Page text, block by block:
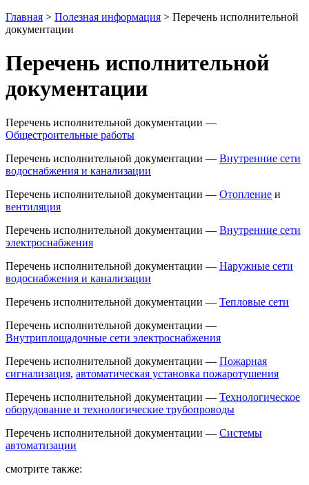
Главная > Полезная информация > Перечень исполнительной
документации
Перечень исполнительной
документации
Перечень исполнительной документации —
Общестроительные работы
Перечень исполнительной документации — Внутренние сети
водоснабжения и канализации
Перечень исполнительной документации — Отопление и
вентиляция
Перечень исполнительной документации — Внутренние сети
электроснабжения
Перечень исполнительной документации — Наружные сети
водоснабжения и канализации
Перечень исполнительной документации — Тепловые сети
Перечень исполнительной документации —
Внутриплощадочные сети электроснабжения
Перечень исполнительной документации — Пожарная
сигнализация, автоматическая установка пожаротушения
Перечень исполнительной документации — Технологическое
оборудование и технологические трубопроводы
Перечень исполнительной документации — Системы
автоматизации
смотрите также: